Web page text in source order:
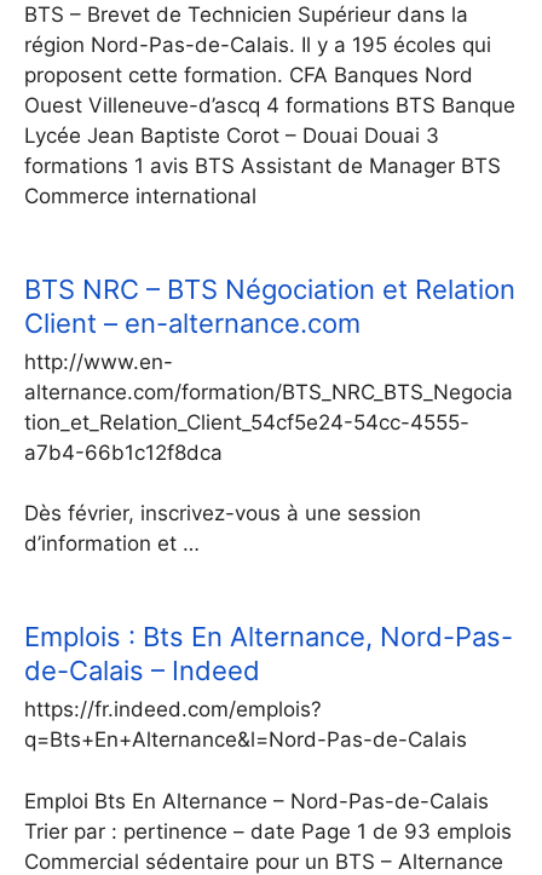
BTS – Brevet de Technicien Supérieur dans la
région Nord-Pas-de-Calais. Il y a 195 écoles qui
proposent cette formation. CFA Banques Nord
Ouest Villeneuve-d’ascq 4 formations BTS Banque
Lycée Jean Baptiste Corot – Douai Douai 3
formations 1 avis BTS Assistant de Manager BTS
Commerce international
BTS NRC – BTS Négociation et Relation
Client – en-alternance.com
http://www.en-
alternance.com/formation/BTS_NRC_BTS_Negocia
tion_et_Relation_Client_54cf5e24-54cc-4555-
a7b4-66b1c12f8dca
Dès février, inscrivez-vous à une session
d’information et …
Emplois : Bts En Alternance, Nord-Pas-
de-Calais – Indeed
https://fr.indeed.com/emplois?
q=Bts+En+Alternance&l=Nord-Pas-de-Calais
Emploi Bts En Alternance – Nord-Pas-de-Calais
Trier par : pertinence – date Page 1 de 93 emplois
Commercial sédentaire pour un BTS – Alternance